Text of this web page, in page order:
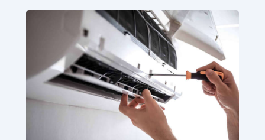
Climatisation